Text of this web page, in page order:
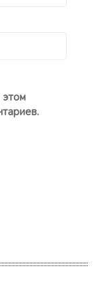
этом